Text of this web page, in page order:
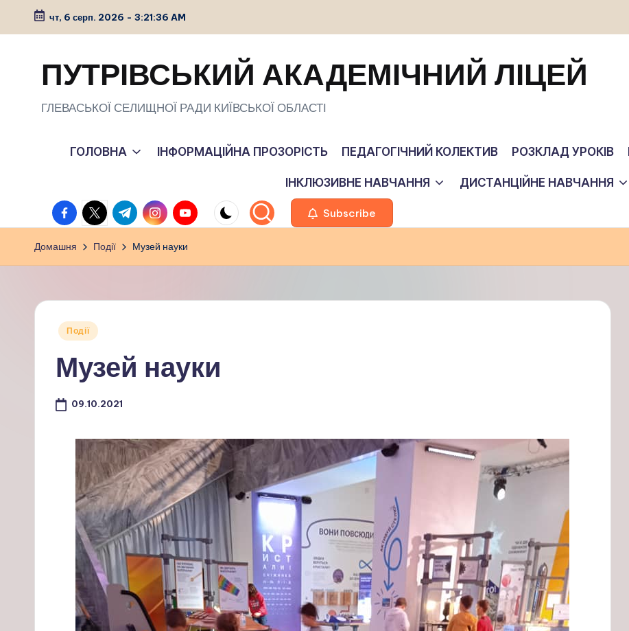
Перейти
чт, 6 серп. 2026 - 3:21:37 AM
ПУТРІВСЬКИЙ АКАДЕМІЧНИЙ ЛІЦЕЙ
ГЛЕВАСЬКОЇ СЕЛИЩНОЇ РАДИ КИЇВСЬКОЇ ОБЛАСТІ
ГОЛОВНА ІНФОРМАЦІЙНА ПРОЗОРІСТЬ ПЕДАГОГІЧНИЙ КОЛЕКТИВ РОЗКЛАД УРОКІВ
ІНКЛЮЗИВНЕ НАВЧАННЯ ДИСТАНЦІЙНЕ НАВЧАННЯ
facebook.com
twitter.com
t.me instagram.com
youtube.com Subscribe
Домашня Події Музей науки
Опубліковано
Події
Музей науки
09.10.2021